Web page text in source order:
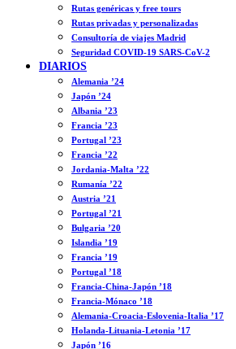
Rutas genéricas y free tours
Rutas privadas y personalizadas
Consultoría de viajes Madrid
Seguridad COVID-19 SARS-CoV-2
DIARIOS
Alemania ’24
Japón ’24
Albania ’23
Francia ’23
Portugal ’23
Francia ’22
Jordania-Malta ’22
Rumanía ’22
Austria ’21
Portugal ’21
Bulgaria ’20
Islandia ’19
Francia ’19
Portugal ’18
Francia-China-Japón ’18
Francia-Mónaco ’18
Alemania-Croacia-Eslovenia-Italia ’17
Holanda-Lituania-Letonia ’17
Japón ’16